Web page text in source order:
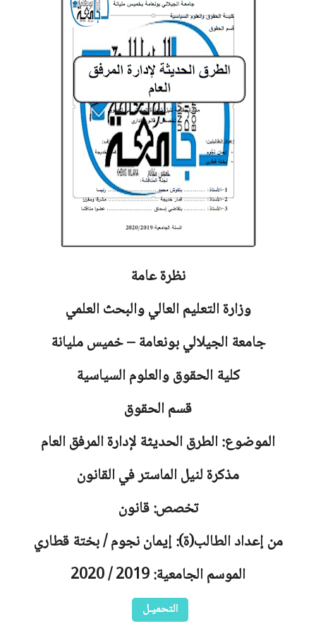
نظرة عامة
وزارة التعليم العالي والبحث العلمي
جامعةالجيلالي بونعامة – خميس مليانة
كلية الحقوق والعلوم السياسية
قسم الحقوق
الموضوع: الطرق الحديثة لإدارة المرفق العام
مذكرة لنيل الماستر في القانون
تخصص: قانون
من إعداد الطالب(ة): إيمان نجوم / بختة قطاري
الموسم الجامعية: 2019 / 2020
التحميـل